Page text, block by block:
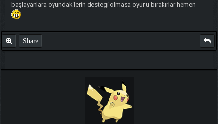
başlayanlara oyundakilerin destegi olmasa oyunu bırakırlar hemen
Share